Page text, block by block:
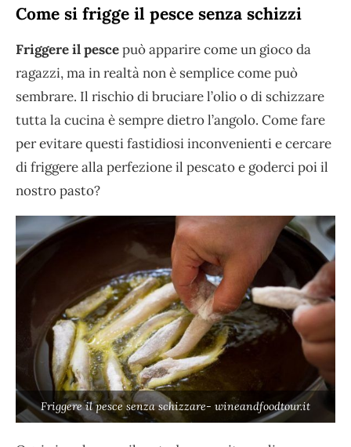
Come si frigge il pesce senza schizzi
Friggere il pescepuò apparire come un gioco da
ragazzi, ma in realtà non è semplice come può
sembrare. Il rischio di bruciare l’olio o di schizzare
tutta la cucina è sempre dietro l’angolo. Come fare
per evitare questi fastidiosi inconvenienti e cercare
di friggere alla perfezione il pescato e goderci poi il
nostro pasto?
Friggere il pesce senza schizzare- wineandfoodtour.it